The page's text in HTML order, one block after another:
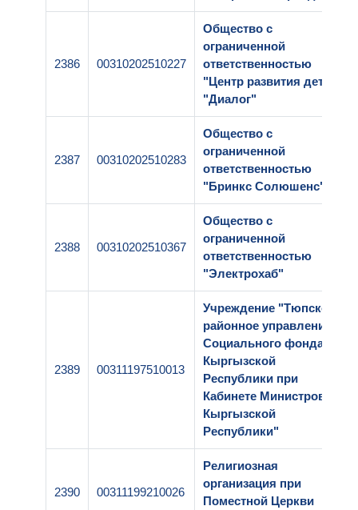
2386 00310202510227
Общество с
ограниченной
ответственностью
"Центр развития детей
"Диалог"
2387 00310202510283
Общество с
ограниченной
ответственностью
"Бринкс Солюшенс"
2388 00310202510367
Общество с
ограниченной
ответственностью
"Электрохаб"
2389 00311197510013
Учреждение "Тюпское
районное управление
Социального фонда
Кыргызской
Республики при
Кабинете Министров
Кыргызской
Республики"
2390 00311199210026
Религиозная
организация при
Поместной Церкви